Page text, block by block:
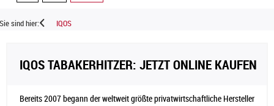
Sie sind hier: IQOS
IQOS TABAKERHITZER: JETZT ONLINE KAUFEN
Bereits 2007 begann der weltweit größte privatwirtschaftliche Hersteller